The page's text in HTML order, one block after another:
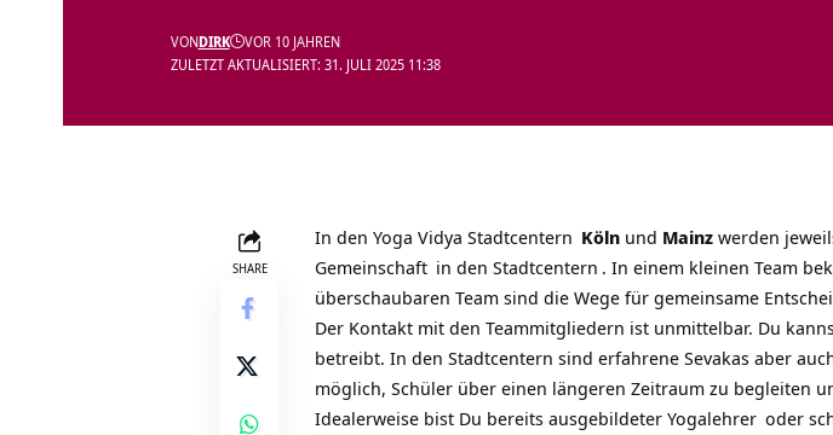
ZULETZT AKTUALISIERT: 31. JULI 2025 11:38
VONDIRK VOR 10 JAHREN
SHARE
In den Yoga Vidya Stadtcentern Köln und Mainz werden
Gemeinschaft in den Stadtcentern . In einem kleinen Team
überschaubaren Team sind die Wege für gemeinsame
Der Kontakt mit den Teammitgliedern ist unmittelbar. Du
betreibt. In den Stadtcentern sind erfahrene Sevakas aber
möglich, Schüler über einen längeren Zeitraum zu begleiten
Idealerweise bist Du bereits ausgebildeter Yogalehrer oder